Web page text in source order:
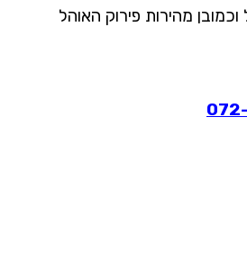
מהירות פירוק האוהל